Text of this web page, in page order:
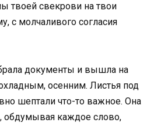
твоей свекрови на твои
с молчаливого согласия
документы и вышла на
осенним. Листья под
шептали что-то важное. Она
каждое слово,